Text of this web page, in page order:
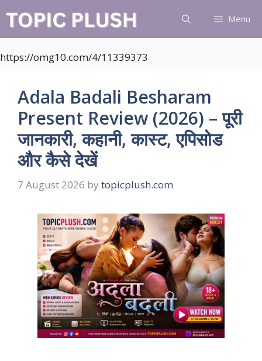
content
Menu
https://omg10.com/4/11339373
Adala Badali Besharam
Present Review (2026) – पूरी
जानकारी, कहानी, कास्ट, एपिसोड
और कैसे देखें
7 August 2026 by topicplush.com